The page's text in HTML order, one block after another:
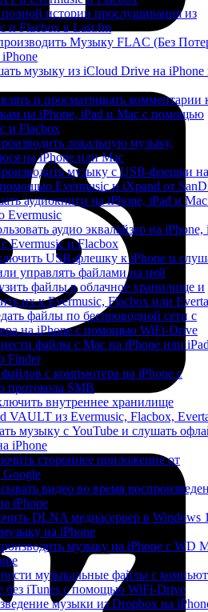
истории прослушивания из
и Flacbox в Last.fm
Музыку FLAC (Без
музыку из iCloud Drive на iPhone
и просматривать комментарии
на iPhone, iPad и Mac с помощью
и Flacbox
локальную музыку,
на iPhone или Mac
музыку с USB-флешки на
Evermusic и iXpand от
аудиокниги на iPhone, iPad и
Evermusic
аудио эквалайзер на iPhone,
Evermusic и Flacbox
USB-флешку к iPhone и
управлять файлами на ней
файлы в облачное хранилище и
их к Evermusic, Flacbox или
файлы по беспроводной сети с
на iPhone с помощью WiFi-Drive
файлы с Mac на iPhone или
Finder
с компьютера на iPhone с
SMB
внутреннее хранилище
VAULT из Evermusic, Flacbox,
музыку с YouTube и слушать
iPhone
стороннее приложение от
Google
видео во время
iPhone
DLNA медиасервер в Windows
на iPhone
музыку на iPhone с WD
музыкальные файлы с
без iTunes с помощью WiFi-Drive
музыки из Dropbox на